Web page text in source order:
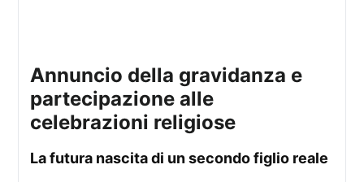
annuncio della gravidanza e
partecipazione alle
celebrazioni religiose
la futura nascita di un secondo figlio reale